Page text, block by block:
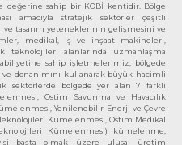
değerine sahip bir KOBİ kentidir. Bölge
amacıyla stratejik sektörler çeşitli
tasarım yeteneklerinin gelişmesini ve
medikal, iş ve inşaat makineleri,
teknolojileri alanlarında uzmanlaşma
sahip işletmelerimiz, bölgede
ve donanımını kullanarak büyük hacimli
sektörlerde bölgede yer alan 7 farklı
Ostim Savunma ve Havacılık
Yenilenebilir Enerji ve Çevre
Kümelenmesi, Ostim Medikal
Kümelenmesi) kümelenme,
başta olmak üzere ulusal üretim